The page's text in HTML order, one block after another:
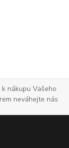
k nákupu Vašeho
neváhejte nás